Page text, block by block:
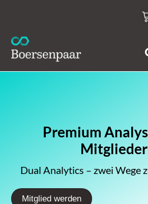
Premium
Mitglieder
Dual Analytics – zwei Wege
Mitglied werden